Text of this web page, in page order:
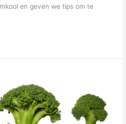
en geven we tips om te